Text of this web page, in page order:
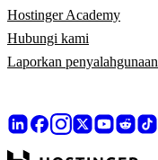
Hostinger Academy
Hubungi kami
Laporkan penyalahgunaan